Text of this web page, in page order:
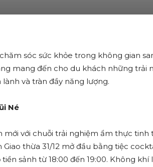
sóc sức khỏe trong không gian
mang đến cho du khách những trải
và tràn đầy năng lượng.
Né
với chuỗi trải nghiệm ẩm thực tinh
thừa 31/12 mở đầu bằng tiệc
sảnh từ 18:00 đến 19:00. Không khí